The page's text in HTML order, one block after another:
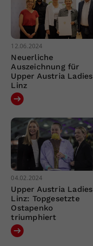
12.06.2024
Neuerliche
Auszeichnung für
Upper Austria Ladies
Linz
04.02.2024
Upper Austria Ladies
Linz: Topgesetzte
Ostapenko
triumphiert